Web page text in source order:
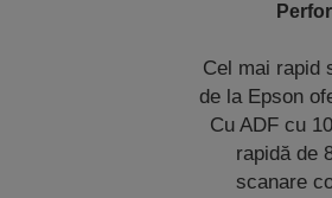
Cel mai rapid
de la Epson
Cu ADF cu
rapidă de
scanare